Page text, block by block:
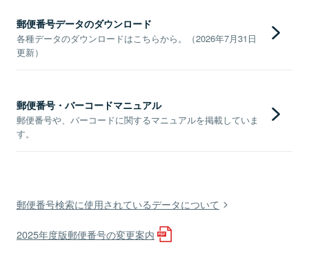
郵便番号データのダウンロード
各種データのダウンロードはこちらから。（2026年7月31日
更新）
郵便番号・バーコードマニュアル
郵便番号や、バーコードに関するマニュアルを掲載していま
す。
郵便番号検索に使用されているデータについて
2025年度版郵便番号の変更案内